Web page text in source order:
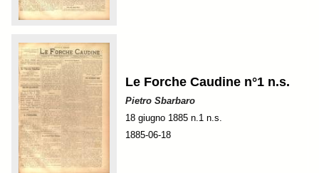
Le Forche Caudine n°1 n.s.
Pietro Sbarbaro
18 giugno 1885 n.1 n.s.
1885-06-18